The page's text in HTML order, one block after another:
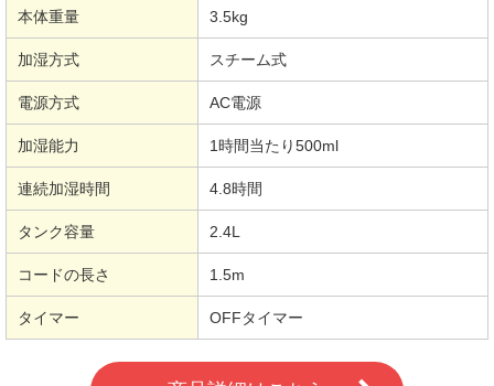
本体重量 3.5kg
加湿方式 スチーム式
電源方式 AC電源
加湿能力 1時間当たり500ml
連続加湿時間 4.8時間
タンク容量 2.4L
コードの長さ 1.5m
タイマー OFFタイマー